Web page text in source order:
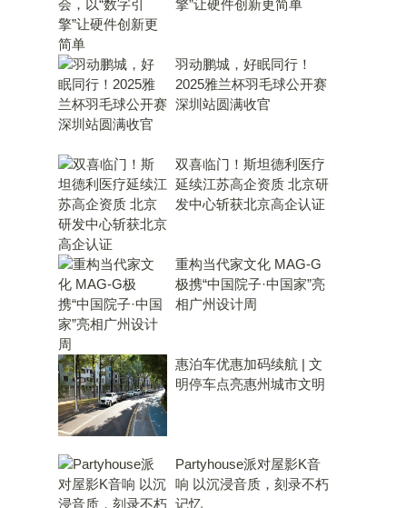
擎”让硬件创新更简单
羽动鹏城，好眠同行！
2025雅兰杯羽毛球公开赛
深圳站圆满收官
双喜临门！斯坦德利医疗
延续江苏高企资质 北京研
发中心斩获北京高企认证
重构当代家文化 MAG-G
极携“中国院子·中国家”亮
相广州设计周
惠泊车优惠加码续航 | 文
明停车点亮惠州城市文明
Partyhouse派对屋影K音
响 以沉浸音质，刻录不朽
记忆